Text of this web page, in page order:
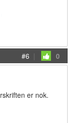
#6 | 0
er nok.